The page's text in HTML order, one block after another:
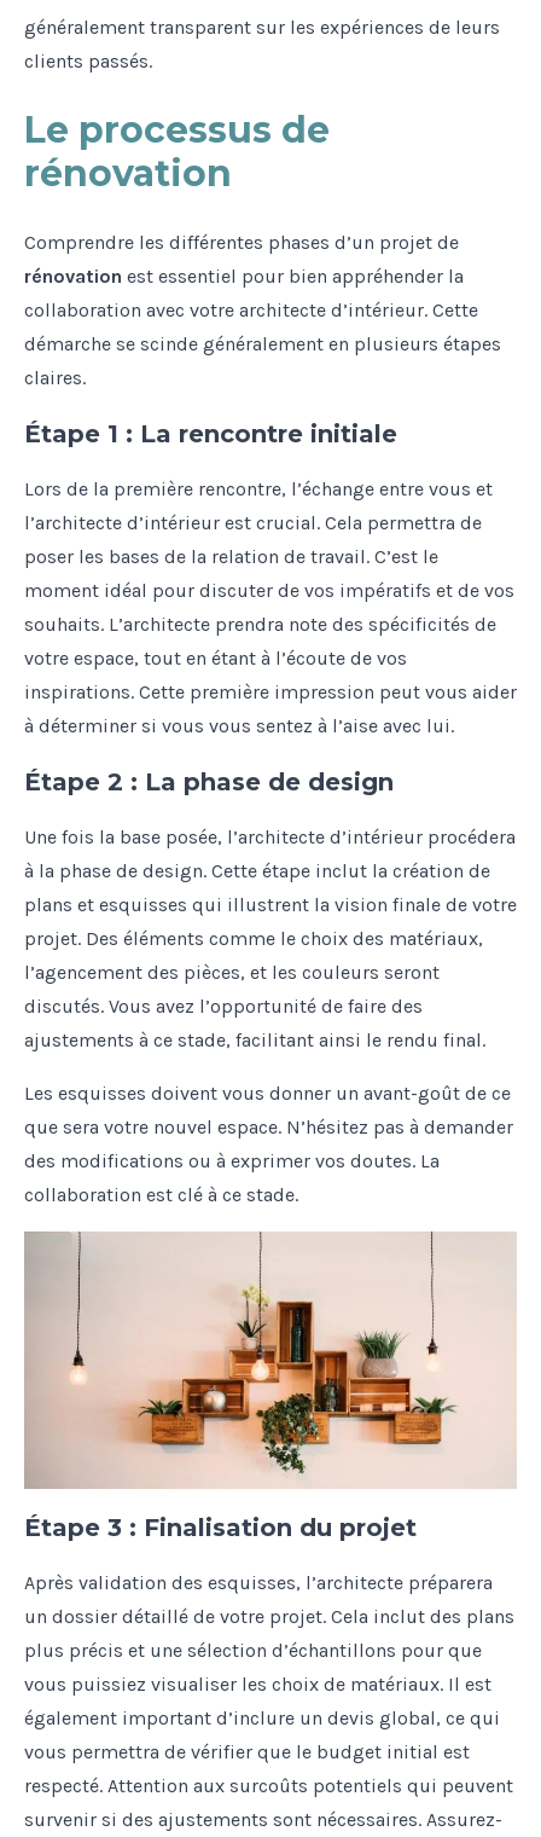
généralement transparent sur les expériences de leurs
clients passés.
Le processus de
rénovation
Comprendre les différentes phases d’un projet de
rénovation est essentiel pour bien appréhender la
collaboration avec votre architecte d’intérieur. Cette
démarche se scinde généralement en plusieurs étapes
claires.
Étape 1 : La rencontre initiale
Lors de la première rencontre, l’échange entre vous et
l’architecte d’intérieur est crucial. Cela permettra de
poser les bases de la relation de travail. C’est le
moment idéal pour discuter de vos impératifs et de vos
souhaits. L’architecte prendra note des spécificités de
votre espace, tout en étant à l’écoute de vos
inspirations. Cette première impression peut vous aider
à déterminer si vous vous sentez à l’aise avec lui.
Étape 2 : La phase de design
Une fois la base posée, l’architecte d’intérieur procédera
à la phase de design. Cette étape inclut la création de
plans et esquisses qui illustrent la vision finale de votre
projet. Des éléments comme le choix des matériaux,
l’agencement des pièces, et les couleurs seront
discutés. Vous avez l’opportunité de faire des
ajustements à ce stade, facilitant ainsi le rendu final.
Les esquisses doivent vous donner un avant-goût de ce
que sera votre nouvel espace. N’hésitez pas à demander
des modifications ou à exprimer vos doutes. La
collaboration est clé à ce stade.
Étape 3 : Finalisation du projet
Après validation des esquisses, l’architecte préparera
un dossier détaillé de votre projet. Cela inclut des plans
plus précis et une sélection d’échantillons pour que
vous puissiez visualiser les choix de matériaux. Il est
également important d’inclure un devis global, ce qui
vous permettra de vérifier que le budget initial est
respecté. Attention aux surcoûts potentiels qui peuvent
survenir si des ajustements sont nécessaires. Assurez-